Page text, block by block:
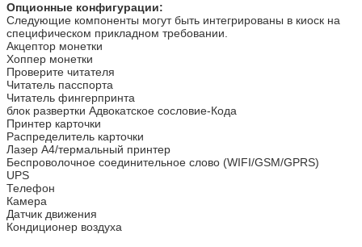
Опционные конфигурации:
Следующие компоненты могут быть интегрированы в киоск на
специфическом прикладном требовании.
Акцептор монетки
Хоппер монетки
Проверите читателя
Читатель пасспорта
Читатель фингерпринта
блок развертки Адвокатское сословие-Кода
Принтер карточки
Распределитель карточки
Лазер A4/термальный принтер
Беспроволочное соединительное слово (WIFI/GSM/GPRS)
UPS
Телефон
Камера
Датчик движения
Кондиционер воздуха